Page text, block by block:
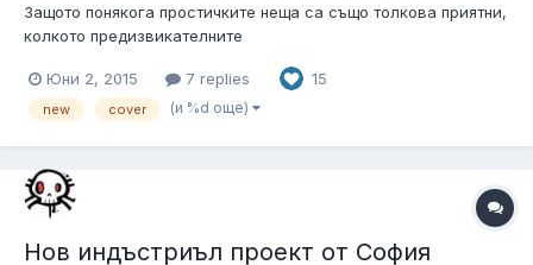
Защото понякога простичките неща са също толкова приятни,
колкото предизвикателните
Юни 2, 2015 7 replies 15
new cover (и %d още)
Нов индъстриъл проект от София